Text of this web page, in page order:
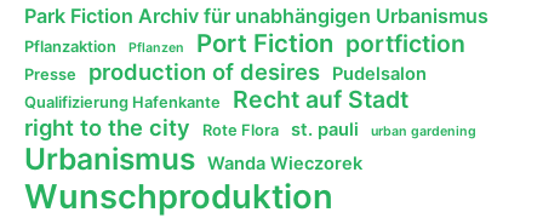
Park Fiction Archiv für unabhängigen Urbanismus
Pflanzaktion Pflanzen Port Fiction portfiction
Presse production of desires Pudelsalon
Qualifizierung Hafenkante Recht auf Stadt
right to the city Rote Flora st. pauli urban gardening
Urbanismus Wanda Wieczorek
Wunschproduktion